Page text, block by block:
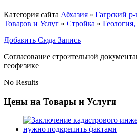
Категория сайта Абхазия » Гагрский р-
Товаров и Услуг » Стройка »
Добавить Сюда Запись
Согласование строительной
геофизике
No Results
Цены на Товары и Услуги